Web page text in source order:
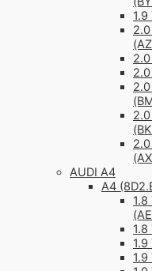
1.9
AUDI A4
A4
1.9